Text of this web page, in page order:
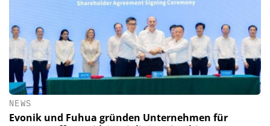
NEWS
Evonik und Fuhua gründen Unternehmen für